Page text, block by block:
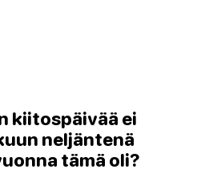
kiitospäivää ei
neljäntenä
tämä oli?